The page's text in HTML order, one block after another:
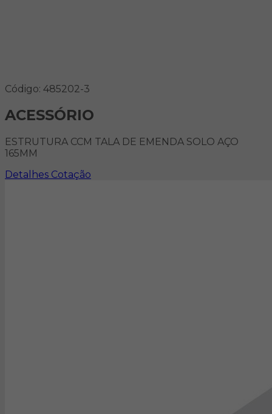
Código: 485202-3
ACESSÓRIO
ESTRUTURA CCM TALA DE EMENDA SOLO AÇO
165MM
Detalhes Cotação